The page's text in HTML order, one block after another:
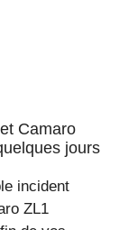
Camaro
jours
incident
ZL1